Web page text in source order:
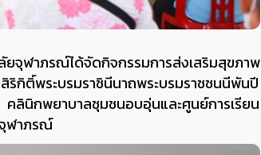
จุฬาภรณ์ได้จัดกิจกรรมการส่งเสริมสุขภาพ
ริกิติ์พระบรมราชินีนาถพระบรมราชชนนีพันปี
ลินิกพยาบาลชุมชนอบอุ่นและศูนย์การเรียน
ฬาภรณ์